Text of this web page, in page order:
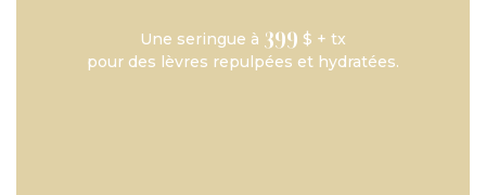
Une seringue à 399 $ + tx
pour des lèvres repulpées et hydratées.